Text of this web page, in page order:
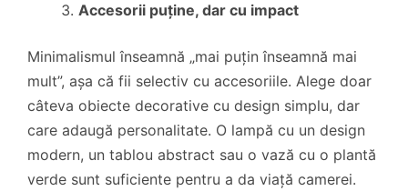
Accesorii puține, dar cu impact
Minimalismul înseamnă „mai puțin înseamnă mai
mult”, așa că fii selectiv cu accesoriile. Alege doar
câteva obiecte decorative cu design simplu, dar
care adaugă personalitate. O lampă cu un design
modern, un tablou abstract sau o vază cu o plantă
verde sunt suficiente pentru a da viață camerei.